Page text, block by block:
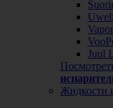
Uwell
Juul
Жидкости